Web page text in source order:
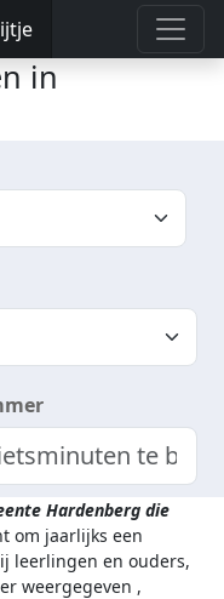
in
Hardenberg die
om jaarlijks een
leerlingen en ouders,
weergegeven ,